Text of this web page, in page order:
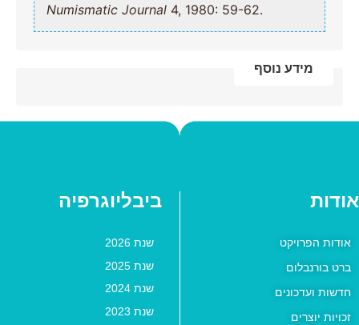
Numismatic Journal 4, 1980: 59-62.
מידע נוסף
אודות
אודות הפרויקט
ברט בורנבלום
חדשות ועדכונים
זכויות יוצרים
ביבליוגרפיה
שנת 2026
שנת 2025
שנת 2024
שנת 2023